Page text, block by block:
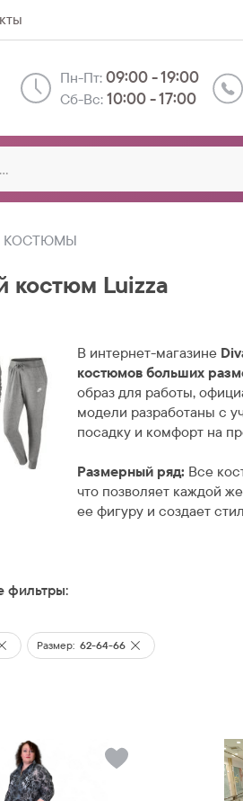
Пн-Пт:09:00 - 19:00
Сб-Вс:10:00 - 17:00
КОСТЮМЫ
костюм Luizza
В интернет-магазине
костюмов больших
образ для работы,
модели разработаны с
посадку и комфорт на
Размерный ряд: Все
что позволяет каждой
ее фигуру и создает
фильтры:
Размер: 62-64-66